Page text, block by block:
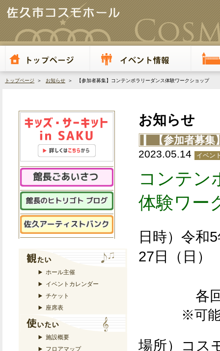
トップページ ＞ お知らせ ＞ 【参加者募集】コンテンポラリーダンス体験ワークショップ
ホール主催
イベントカレンダー
チケット
座席表
施設概要
フロアマップ
お知らせ
【参加者募
2023.05.14
イベン
コンテン
体験ワー
日時）令和
27日（日）
各回 10
※可
場所）コス